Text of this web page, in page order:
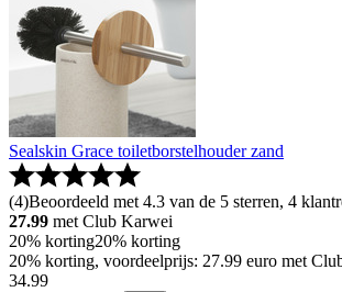
Sealskin Grace toiletborstelhouder zand
(4)Beoordeeld met 4.3 van de 5 sterren, 4
27.99 met Club Karwei
20% korting20% korting
20% korting, voordeelprijs: 27.99 euro met
34.99